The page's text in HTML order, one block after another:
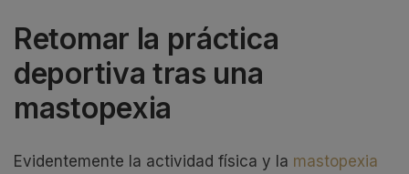
Retomar la práctica
deportiva tras una
mastopexia
Evidentemente la actividad física y la mastopexia